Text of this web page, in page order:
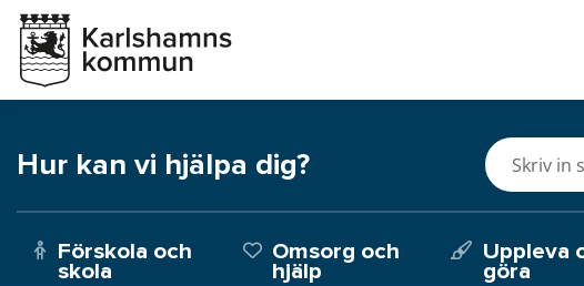
Hur kan vi hjälpa dig?
Förskola och
skola
Omsorg och
hjälp
Uppleva
göra